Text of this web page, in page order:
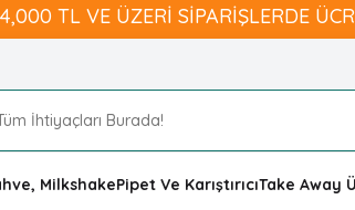
4,000 TL VE ÜZERİ SİPARİŞLERDE
MilkshakePipet Ve KarıştırıcıTake Away